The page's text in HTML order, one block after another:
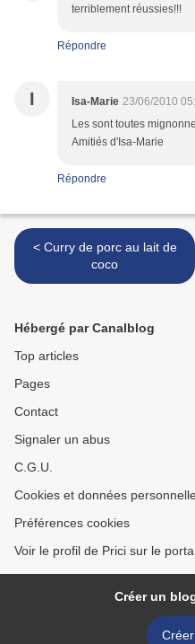
terriblement réussies!!!
Répondre
I Isa-Marie 23/06/2010
Les sont toutes
Amitiés d'Isa-Marie
Répondre
< Curry de porc au lait de
coco
Hébergé par Canalblog
Top articles
Pages
Contact
Signaler un abus
C.G.U.
Cookies et données
Préférences cookies
Voir le profil de Prici sur le
Créer un